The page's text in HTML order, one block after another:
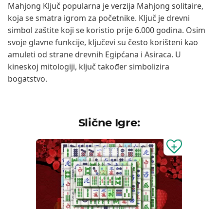
Mahjong Ključ popularna je verzija Mahjong solitaire,
koja se smatra igrom za početnike. Ključ je drevni
simbol zaštite koji se koristio prije 6.000 godina. Osim
svoje glavne funkcije, ključevi su često korišteni kao
amuleti od strane drevnih Egipćana i Asiraca. U
kineskoj mitologiji, ključ također simbolizira
bogatstvo.
Slične Igre: